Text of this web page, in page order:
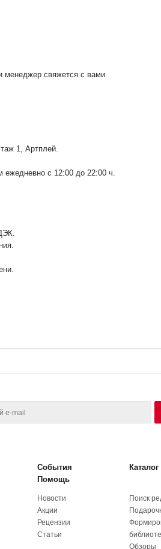
менеджер свяжется с вами.
1, Артплей.
ежедневно с 12:00 до 22:00 ч.
События
Каталог
Помощь
Новости
Акции
Рецензии
Статьи
Поиск
Обзоры